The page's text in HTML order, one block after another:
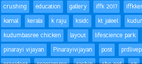
crushing
education gallery iffk 2017
kamal
kerala k raju ksidc kt jaleel
kudumbasree chicken
layout lifescience park
pinarayi vijayan
Pinarayivijayan post